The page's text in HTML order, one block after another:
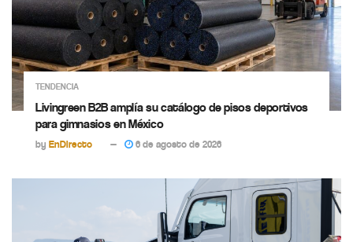
TENDENCIA
Livingreen B2B amplía su catálogo de pisos deportivos
para gimnasios en México
by EnDirecto 6 de agosto de 2026